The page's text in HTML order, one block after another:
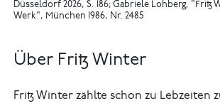
Düsseldorf 2026, S. 186 Gabriele Lohberg, "Fritz
Werk", München 1986, Nr. 2485
Über Fritz Winter
Fritz Winter zählte schon zu Lebzeiten